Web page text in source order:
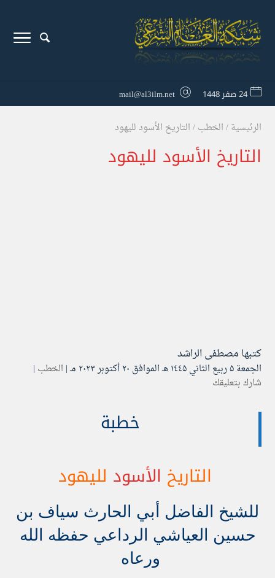
24 صفر 1448 mail@al3ilm.net
الرئيسية/الخطب/التاريخ الأسود لليهود
التاريخ الأسود لليهود
كتبها مصطفى الراشد
الجمعة ۵ ربيع الثاني ۱٤٤۵ هـ الموافق ۲۰ أكتوبر ۲۰۲۳ مـ | الخطب |
شارك بتعليقك
خطبة
التاريخ الأسود لليهود
للشيخ الفاضل أبي الحارث سياف بن
حسين العياشي الرداعي حفظه الله
ورعاه